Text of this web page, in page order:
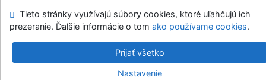
Mapa stránok Prístupnosť
Súkromie
Modul OpenSearch
Napíšte nám Nastavenie cookies
Slovenská ekonomická knižnica EU v Bratislave
v.4.8.63a-Cosmotron Slovakia, s.r.o.
Tieto stránky využívajú súbory cookies, ktoré uľahčujú ich
prezeranie. Ďalšie informácie o tom ako používame cookies.
Prijať všetko
Nastavenie